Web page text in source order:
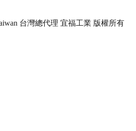
台灣總代理 宜福工業 版權所有